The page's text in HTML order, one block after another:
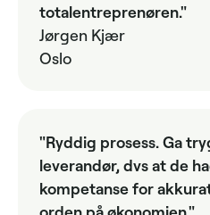
totalentreprenøren."
Jørgen Kjær
Oslo
"Ryddig prosess. Ga
leverandør, dvs at de
kompetanse for